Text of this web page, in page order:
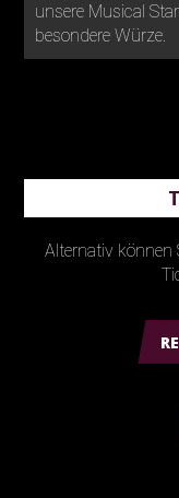
unsere Musical
besondere Würze.
Alternativ können